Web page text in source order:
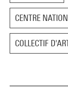
CENTRE
COLLECTIF